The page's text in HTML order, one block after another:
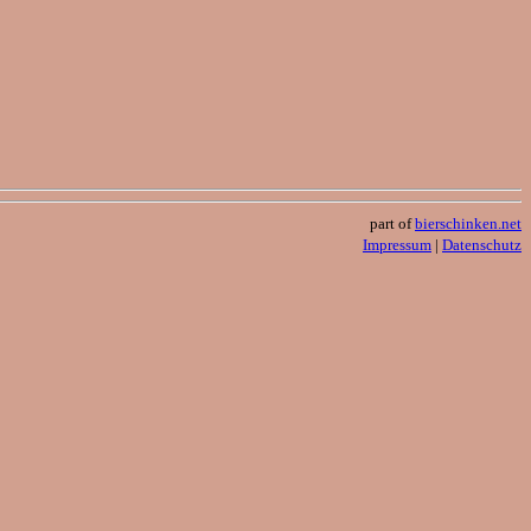
part ofbierschinken.net
Impressum | Datenschutz